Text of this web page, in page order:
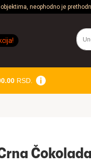
neophodno je
RSD.